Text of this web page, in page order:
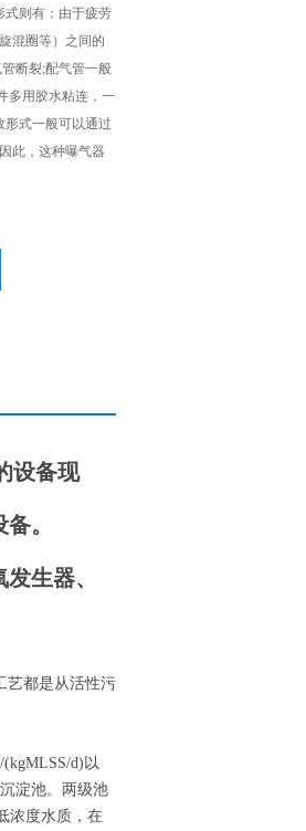
式则有：由于疲劳
混圈等）之间的
断裂;配气管一般
多用胶水粘连，一
形式一般可以通过
此，这种曝气器
设备现
。
生器、
艺都是从活性污
d)以
淀池。两级池
浓度水质，在